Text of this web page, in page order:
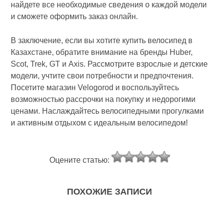
найдете все необходимые сведения о каждой модели
и сможете оформить заказ онлайн.
В заключение, если вы хотите купить велосипед в
Казахстане, обратите внимание на бренды Huber,
Scot, Trek, GT и Axis. Рассмотрите взрослые и детские
модели, учтите свои потребности и предпочтения.
Посетите магазин Velogorod и воспользуйтесь
возможностью рассрочки на покупку и недорогими
ценами. Наслаждайтесь велосипедными прогулками
и активным отдыхом с идеальным велосипедом!
Оцените статью:
ПОХОЖИЕ ЗАПИСИ